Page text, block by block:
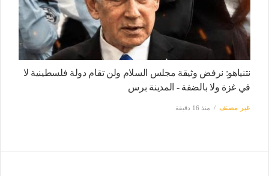
نتنياهو: نرفض وثيقة مجلس السلام ولن تقام دولة فلسطينية لا
في غزة ولا بالضفة - المدينة برس
غير مصنف منذ 16 دقيقة